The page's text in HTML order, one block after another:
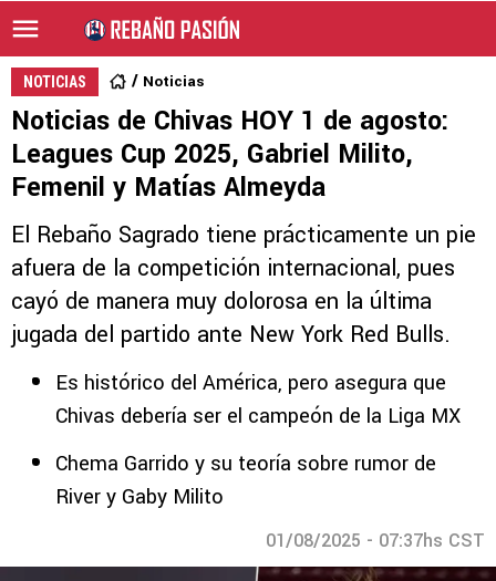
NOTICIAS Noticias
Noticias de Chivas HOY 1 de agosto:
Leagues Cup 2025, Gabriel Milito,
Femenil y Matías Almeyda
El Rebaño Sagrado tiene prácticamente un pie
afuera de la competición internacional, pues
cayó de manera muy dolorosa en la última
jugada del partido ante New York Red Bulls.
Es histórico del América, pero asegura que
Chivas debería ser el campeón de la Liga MX
Chema Garrido y su teoría sobre rumor de
River y Gaby Milito
01/08/2025 - 07:37hs CST